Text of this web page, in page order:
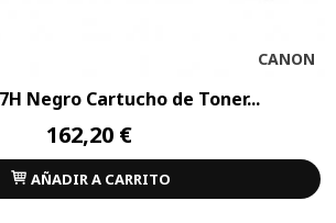
CANON
Negro Cartucho de Toner...
162,20 €
AÑADIR A CARRITO